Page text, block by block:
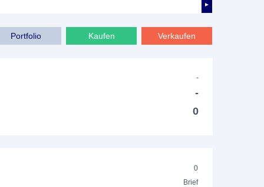
►
Portfolio Kaufen Verkaufen
-
-
0
0
Brief